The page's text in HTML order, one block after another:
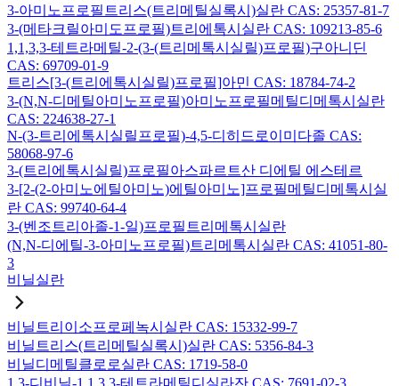
3-아미노프로필트리스(트리메틸실록시)실란 CAS: 25357-81-7
3-(메타크릴아미도프로필)트리에톡시실란 CAS: 109213-85-6
1,1,3,3-테트라메틸-2-(3-(트리메톡시실릴)프로필)구아니딘
CAS: 69709-01-9
트리스[3-(트리에톡시실릴)프로필]아민 CAS: 18784-74-2
3-(N,N-디메틸아미노프로필)아미노프로필메틸디메톡시실란
CAS: 224638-27-1
N-(3-트리에톡시실릴프로필)-4,5-디히드로이미다졸 CAS:
58068-97-6
3-(트리에톡시실릴)프로필아스파르트산 디에틸 에스테르
3-[2-(2-아미노에틸아미노)에틸아미노]프로필메틸디메톡시실
란 CAS: 99740-64-4
3-(벤조트리아졸-1-일)프로필트리메톡시실란
(N,N-디에틸-3-아미노프로필)트리메톡시실란 CAS: 41051-80-
3
비닐실란
비닐트리이소프로페녹시실란 CAS: 15332-99-7
비닐트리스(트리메틸실록시)실란 CAS: 5356-84-3
비닐디메틸클로로실란 CAS: 1719-58-0
1,3-디비닐-1,1,3,3-테트라메틸디실라잔 CAS: 7691-02-3